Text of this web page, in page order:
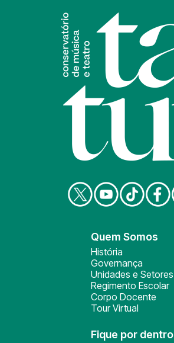
Quem Somos
História
Governança
Unidades e Setores
Regimento Escolar
Corpo Docente
Tour Virtual
Fique por dentro